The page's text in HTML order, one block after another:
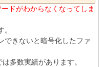
ドがわからなくなってしま
できないと暗号化したファ
多数実績があります。